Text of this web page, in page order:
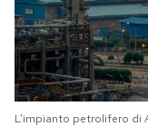
L’impianto petrolifero di